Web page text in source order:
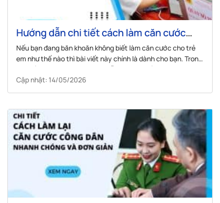
Hướng dẫn chi tiết cách làm căn cước
cho trẻ em từ 6 tuổi đến dưới 14 tuổi
Nếu bạn đang băn khoăn không biết làm căn cước cho trẻ
em như thế nào thì bài viết này chính là dành cho bạn. Trong
bài viết này Visana sẽ hướng dẫn bạn chi tiết cách đăng ký
căn cước công dân cho trẻ em ngay sau đây.
Cập nhật: 14/05/2026